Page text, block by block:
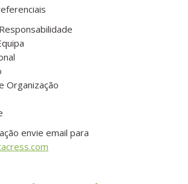
Organização
envie email para